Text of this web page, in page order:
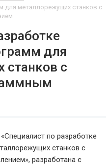
для металлорежущих станков с
для
с
«Специалист по разработке
станков с
разработана с